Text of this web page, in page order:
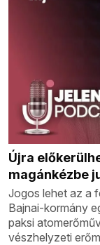
Újra
magánkézbe
Jogos lehet az a
Bajnai-kormány
paksi
vészhelyzeti